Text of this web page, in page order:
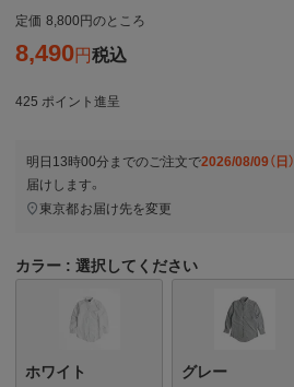
定価 8,800 のところ
8,490 税込
425 ポイント進呈
明日 13時00分 までのご注文で2026/08/09（日）
届けします。
東京都お届け先を変更
カラー 選択してください
ホワイト グレー